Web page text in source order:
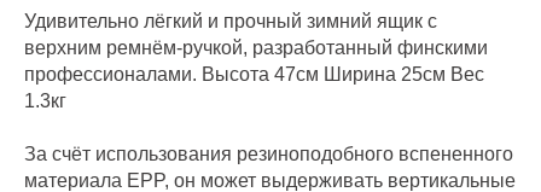
Удивительно лёгкий и прочный зимний ящик с
верхним ремнём-ручкой, разработанный финскими
профессионалами. Высота 47см Ширина 25см Вес
1.3кг
За счёт использования резиноподобного вспененного
материала EPP, он может выдерживать вертикальные